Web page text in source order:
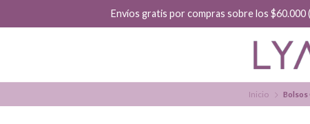
Envíos gratis por compras sobre los
Inicio Bolsos